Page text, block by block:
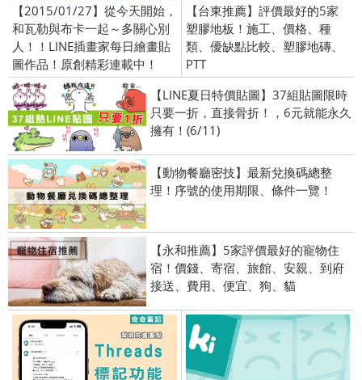
【2015/01/27】從今天開始，
和瓦勒與布卡一起～多關心別
人！！LINE插畫家每日繪畫貼
圖作品！原創精彩連載中！
【台東推薦】評價最好的5家
塑膠地板！施工、價格、種
類、優缺點比較、塑膠地磚、
PTT
【LINE夏日特價貼圖】37組貼圖限時
只要一折，直接骨折！，6元就能永久
擁有！(6/11)
【動物餐廳密技】最新兌換碼總整
理！序號的使用期限、條件一覽！
【永和推薦】5家評價最好的寵物住
宿！價錢、寄宿、旅館、安親、到府
接送、費用、便宜、狗、貓